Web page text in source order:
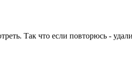
Так что если повторюсь -